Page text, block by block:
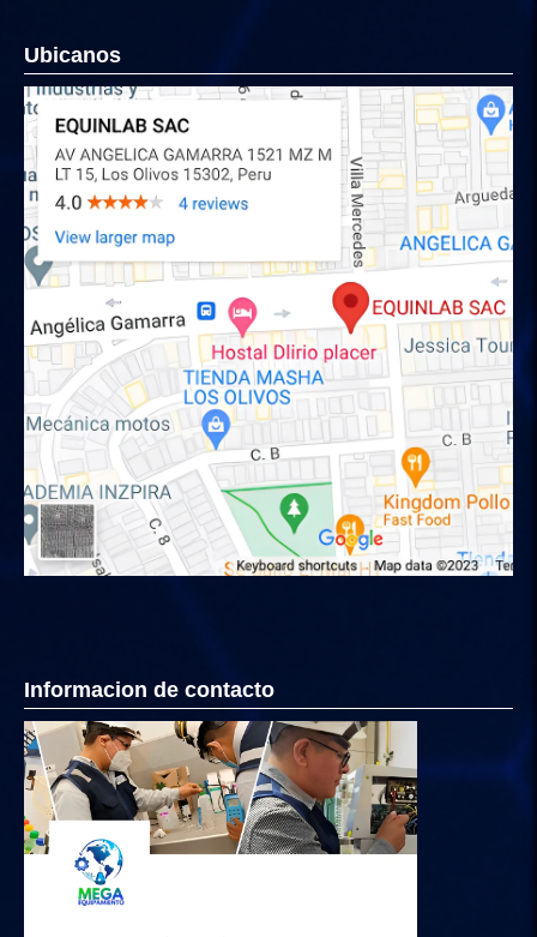
Ubicanos
Informacion de contacto